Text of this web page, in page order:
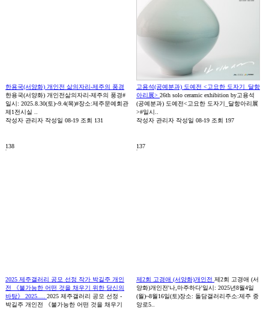
한용국(서양화) 개인전 삶의자리-제주의 풍경
한용국(서양화) 개인전삶의자리-제주의 풍경#
일시: 2025.8.30(토)~9.4(목)#장소:제주문예회관
제1전시실 ..
작성자 관리자 작성일 08-19 조회 131
고용석(공예분과) 도예전 <고요한 도자기_달항
아리展> 26th solo ceramic exhibition by고용석
(공예분과) 도예전<고요한 도자기_달항아리展
>#일시..
작성자 관리자 작성일 08-19 조회 197
138
2025 제주갤러리 공모 선정 작가 박길주 개인
전 《불가능한 어떤 것을 채우기 위한 당신의
바탕》 2025.… 2025 제주갤러리 공모 선정 -
박길주 개인전 《불가능한 어떤 것을 채우기
137
제2회 고경애 (서양화)개인전 제2회 고경애 (서
양화)개인전'나,마주하다'일시: 2025년8월4일
(월)~8월16일(토)장소: 돌담갤러리주소:제주 중
앙로5..